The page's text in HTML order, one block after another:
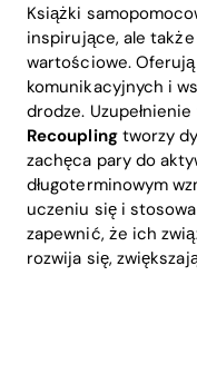
Książki
inspirujące, ale
wartościowe.
komunikacyjnych i
drodze.
Recouplingtworzy
zachęca pary do
długoterminowym
uczeniu się i
zapewnić, że ich
rozwija się,